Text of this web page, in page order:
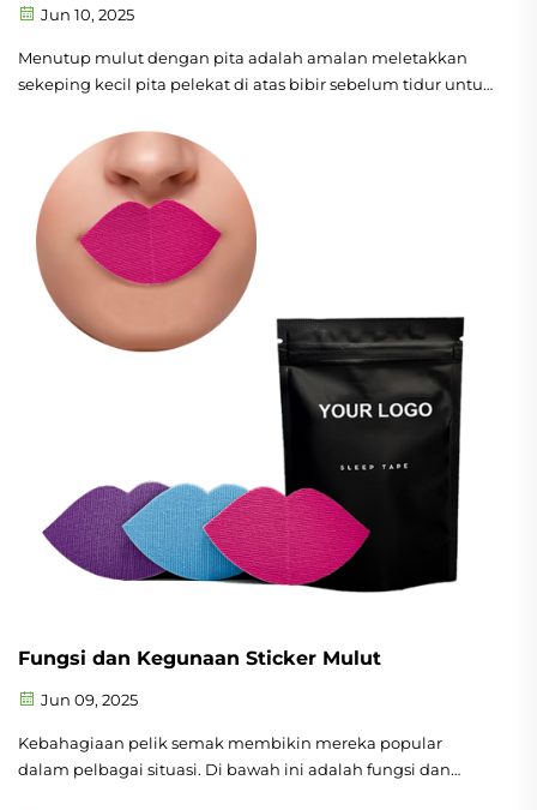
Jun 10, 2025
Menutup mulut dengan pita adalah amalan meletakkan
sekeping kecil pita pelekat di atas bibir sebelum tidur untuk
utamanya adalah untuk menggalakkan pernafasan melalui
hidung, yang membawa pelbagai faedah kesihatan. Anda
mungkin...
Fungsi dan Kegunaan Sticker Mulut
Jun 09, 2025
Kebahagiaan pelik semak membikin mereka popular
dalam pelbagai situasi. Di bawah ini adalah fungsi dan